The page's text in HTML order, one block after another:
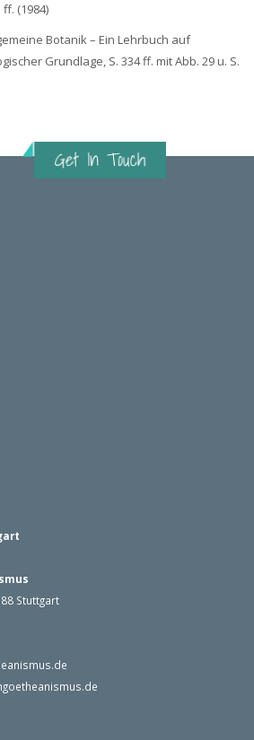
(1984)
Botanik – Ein Lehrbuch auf
Grundlage, S. 334 ff. mit Abb. 29 u. S.
Stuttgart
de